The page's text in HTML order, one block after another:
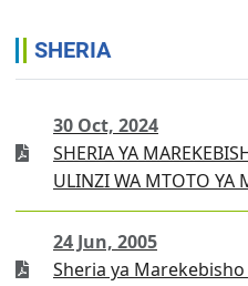
SHERIA
30 Oct, 2024
SHERIA YA
ULINZI WA MTOTO YA
24 Jun, 2005
Sheria ya